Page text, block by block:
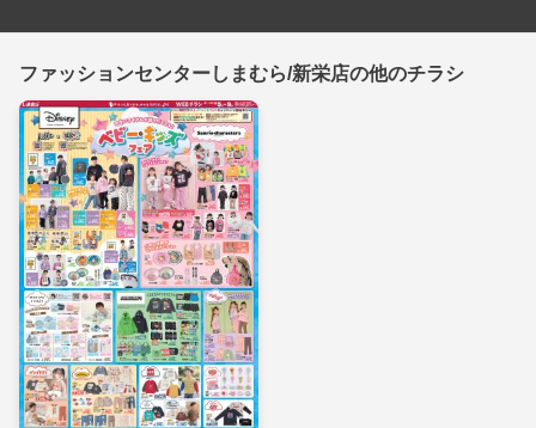
ファッションセンターしまむら/新栄店の他のチラシ